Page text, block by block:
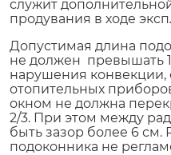
служит
продувания в ходе
Допустимая длина
не должен превышать
нарушения конвекции,
отопительных
окном не должна
2/3. При этом между
быть зазор более 6 см.
подоконника не